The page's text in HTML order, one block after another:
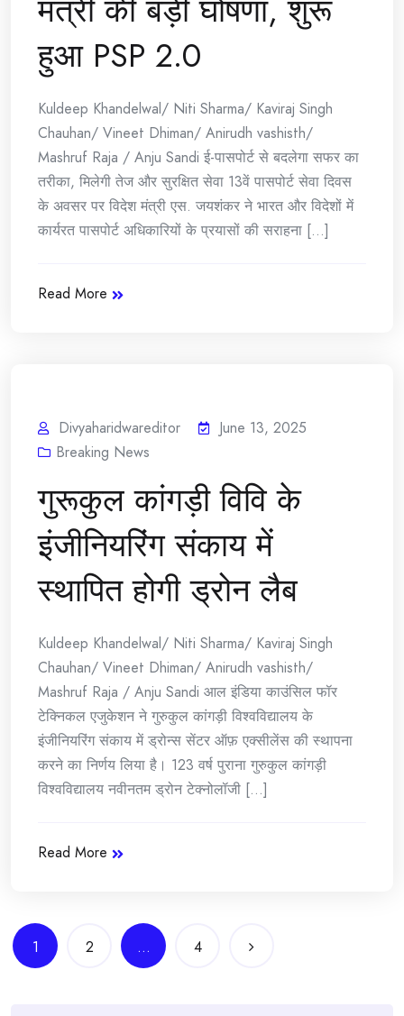
मंत्री की बड़ी घोषणा, शुरू
हुआ PSP 2.0
Kuldeep Khandelwal/ Niti Sharma/ Kaviraj Singh
Chauhan/ Vineet Dhiman/ Anirudh vashisth/
Mashruf Raja / Anju Sandi ई-पासपोर्ट से बदलेगा सफर का
तरीका, मिलेगी तेज और सुरक्षित सेवा 13वें पासपोर्ट सेवा दिवस
के अवसर पर विदेश मंत्री एस. जयशंकर ने भारत और विदेशों में
कार्यरत पासपोर्ट अधिकारियों के प्रयासों की सराहना [...]
Read More
Divyaharidwareditor
June 13, 2025
Breaking News
गुरूकुल कांगड़ी विवि के
इंजीनियरिंग संकाय में
स्थापित होगी ड्रोन लैब
Kuldeep Khandelwal/ Niti Sharma/ Kaviraj Singh
Chauhan/ Vineet Dhiman/ Anirudh vashisth/
Mashruf Raja / Anju Sandi आल इंडिया काउंसिल फॉर
टेक्निकल एजुकेशन ने गुरुकुल कांगड़ी विश्वविद्यालय के
इंजीनियरिंग संकाय में ड्रोन्स सेंटर ऑफ़ एक्सीलेंस की स्थापना
करने का निर्णय लिया है। 123 वर्ष पुराना गुरुकुल कांगड़ी
विश्वविद्यालय नवीनतम ड्रोन टेक्नोलॉजी [...]
Read More
Posts
navigation
1 2 … 4